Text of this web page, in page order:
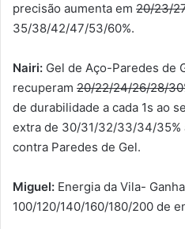
precisão aumenta em 20/23/
35/38/42/47/53/60%.
Nairi: Gel de Aço-Paredes de
recuperam 20/22/24/26/28/
de durabilidade a cada 1s ao
extra de 30/31/32/33/34/35%
contra Paredes de Gel.
Miguel: Energia da Vila- Ganha
100/120/140/160/180/200 de